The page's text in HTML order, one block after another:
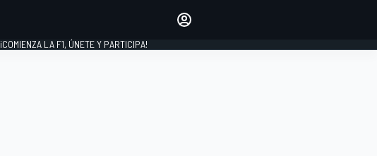
INICIAR SESIÓN
¡COMIENZA LA F1, ÚNETE Y PARTICIPA!